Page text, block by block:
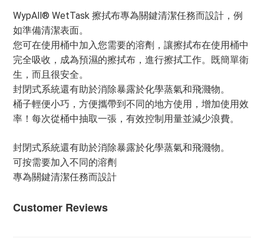
WypAll® WetTask 擦拭布專為關鍵清潔任務而設計，例
如準備清潔表面。
您可在使用桶中加入您需要的溶劑，讓擦拭布在使用桶中
完全吸收，成為預濕的擦拭布，進行擦拭工作。既簡單衛
生，而且很安全。
封閉式系統還有助於消除暴露於化學蒸氣和飛濺物。
桶子輕便小巧，方便攜帶到不同的地方使用，增加使用效
率！每次從桶中抽取一張，有效控制用量並減少浪費。
封閉式系統還有助於消除暴露於化學蒸氣和飛濺物。
可按需要加入不同的溶劑
專為關鍵清潔任務而設計
Customer Reviews